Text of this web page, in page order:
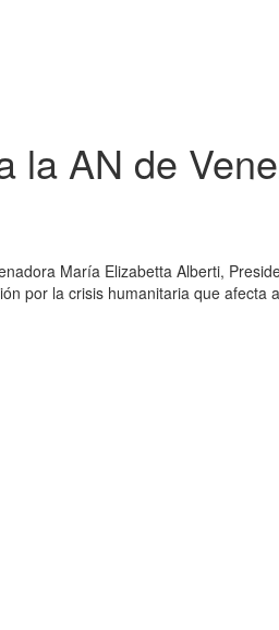
la AN de
María Elizabetta Alberti,
por la crisis humanitaria que afecta